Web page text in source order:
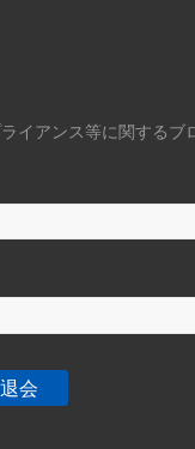
イアンス等に関するブ